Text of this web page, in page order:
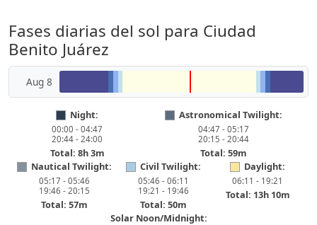
Fases diarias del sol para Ciudad
Benito Juárez
Aug 8
Night:
00:00 - 04:47
20:44 - 24:00
Total: 8h 3m
Astronomical Twilight:
04:47 - 05:17
20:15 - 20:44
Total: 59m
Nautical Twilight:
05:17 - 05:46
19:46 - 20:15
Total: 57m
Civil Twilight:
05:46 - 06:11
19:21 - 19:46
Total: 50m
Daylight:
06:11 - 19:21
Total: 13h 10m
Solar Noon/Midnight: